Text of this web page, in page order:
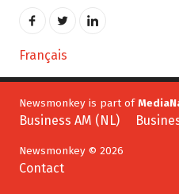
Français
Newsmonkey is part of
Business AM (NL)
Newsmonkey © 2026
Contact